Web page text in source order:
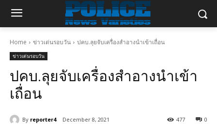
Home ข่าวเด่นรอบวัน ปคบ.ลุยจับเครื่องสำอางนำเข้าเถื่อน
ข่าวเด่นรอบวัน
ปคบ.ลุยจับเครื่องสำอางนำเข้า
เถื่อน
By reporter4 December 8, 2021 0
477